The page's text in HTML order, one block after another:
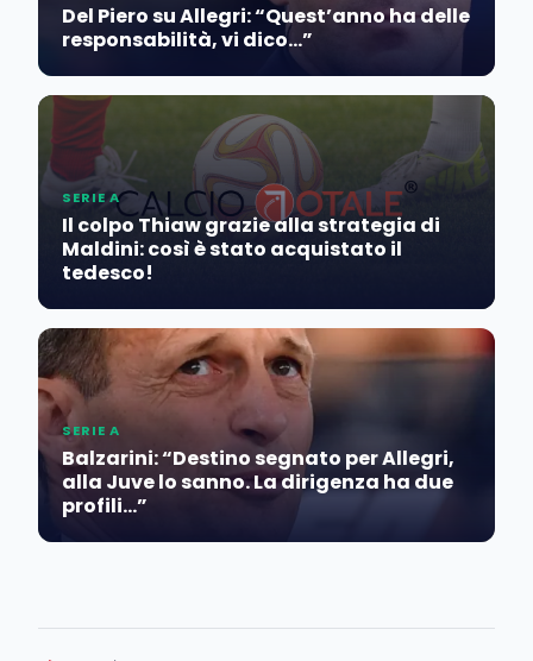
Del Piero su Allegri: “Quest’anno ha delle
responsabilità, vi dico…”
SERIE A
Il colpo Thiaw grazie alla strategia di
Maldini: così è stato acquistato il
tedesco!
SERIE A
Balzarini: “Destino segnato per Allegri,
alla Juve lo sanno. La dirigenza ha due
profili…”